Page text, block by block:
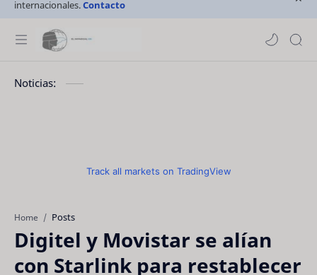
internacionales.Contacto
Noticias:
Track all markets on TradingView
Home Posts
Digitel y Movistar se alían
con Starlink para restablecer